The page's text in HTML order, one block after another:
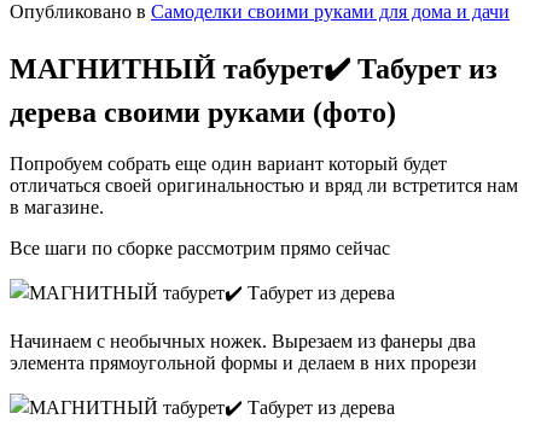
Опубликовано в Самоделки своими руками для дома и дачи
МАГНИТНЫЙ табурет✔️ Табурет из
дерева своими руками (фото)
Попробуем собрать еще один вариант который будет
отличаться своей оригинальностью и вряд ли встретится нам
в магазине.
Все шаги по сборке рассмотрим прямо сейчас
Начинаем с необычных ножек. Вырезаем из фанеры два
элемента прямоугольной формы и делаем в них прорези